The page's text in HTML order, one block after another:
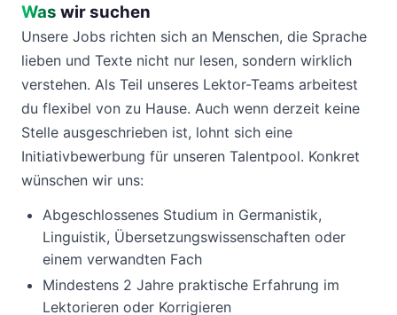
Was wir suchen
Unsere Jobs richten sich an Menschen, die Sprache
lieben und Texte nicht nur lesen, sondern wirklich
verstehen. Als Teil unseres Lektor-Teams arbeitest
du flexibel von zu Hause. Auch wenn derzeit keine
Stelle ausgeschrieben ist, lohnt sich eine
Initiativbewerbung für unseren Talentpool. Konkret
wünschen wir uns:
Abgeschlossenes Studium in Germanistik,
Linguistik, Übersetzungswissenschaften oder
einem verwandten Fach
Mindestens 2 Jahre praktische Erfahrung im
Lektorieren oder Korrigieren